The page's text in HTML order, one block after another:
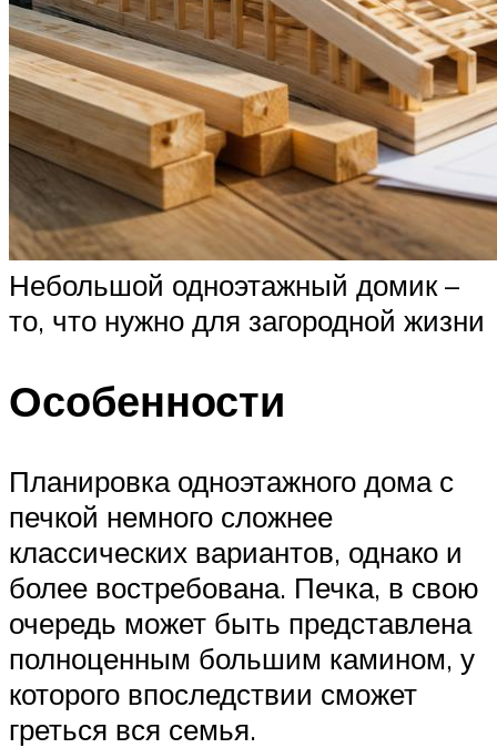
Небольшой одноэтажный домик –
то, что нужно для загородной жизни
Особенности
Планировка одноэтажного дома с
печкой немного сложнее
классических вариантов, однако и
более востребована. Печка, в свою
очередь может быть представлена
полноценным большим камином, у
которого впоследствии сможет
греться вся семья.